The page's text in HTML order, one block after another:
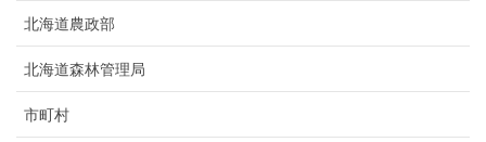
北海道農政部
北海道森林管理局
市町村